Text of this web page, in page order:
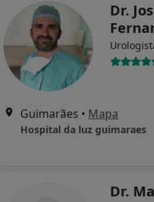
Dr.
Guimarães • Mapa
Hospital da luz guimaraes
Dr.